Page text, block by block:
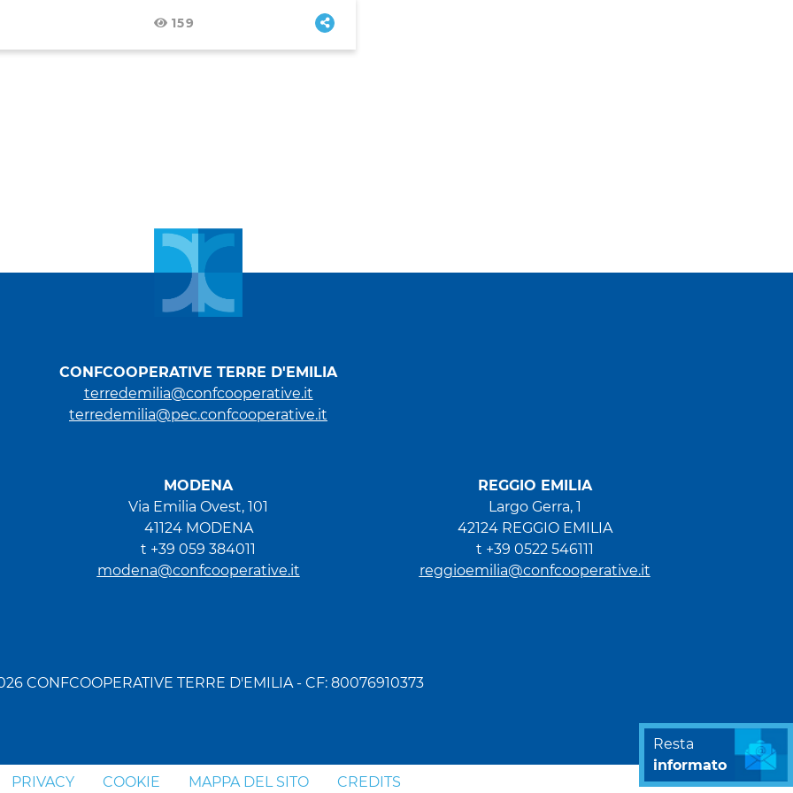
159
Resta
informato
CONFCOOPERATIVE TERRE D'EMILIA
terredemilia@confcooperative.it
terredemilia@pec.confcooperative.it
REGGIO EMILIA
Largo Gerra, 1
42124 REGGIO EMILIA
t +39 0522 546111
reggioemilia@confcooperative.it
MODENA
Via Emilia Ovest, 101
41124 MODENA
t +39 059 384011
modena@confcooperative.it
CONFCOOPERATIVE TERRE D'EMILIA - CF: 80076910373
PRIVACY COOKIE MAPPA DEL SITO CREDITS